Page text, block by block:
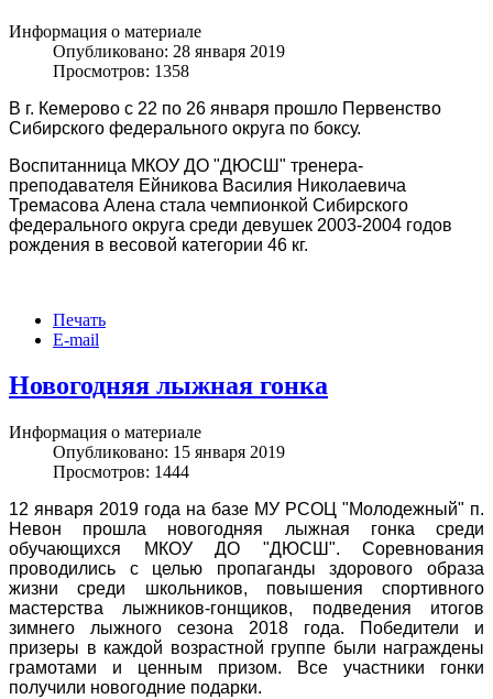
Информация о материале
Опубликовано: 28 января 2019
Просмотров: 1358
В г. Кемерово с 22 по 26 января прошло Первенство
Сибирского федерального округа по боксу.
Воспитанница МКОУ ДО "ДЮСШ" тренера-
преподавателя Ейникова Василия Николаевича
Тремасова Алена стала чемпионкой Сибирского
федерального округа среди девушек 2003-2004 годов
рождения в весовой категории 46 кг.
Печать
E-mail
Новогодняя лыжная гонка
Информация о материале
Опубликовано: 15 января 2019
Просмотров: 1444
12 января 2019 года на базе МУ РСОЦ "Молодежный" п.
Невон прошла новогодняя лыжная гонка среди
обучающихся МКОУ ДО "ДЮСШ". Соревнования
проводились с целью пропаганды здорового образа
жизни среди школьников, повышения спортивного
мастерства лыжников-гонщиков, подведения итогов
зимнего лыжного сезона 2018 года. Победители и
призеры в каждой возрастной группе были награждены
грамотами и ценным призом. Все участники гонки
получили новогодние подарки.